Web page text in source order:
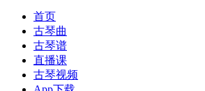
首页
古琴曲
古琴谱
直播课
古琴视频